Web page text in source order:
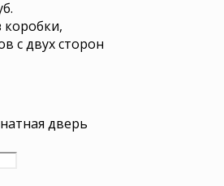
коробки,
с двух сторон
дверь